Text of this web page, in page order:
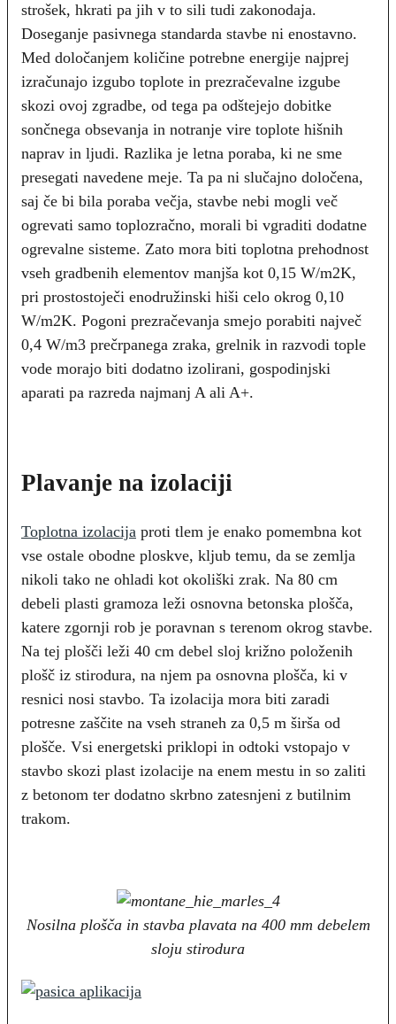
strošek, hkrati pa jih v to sili tudi zakonodaja.
Doseganje pasivnega standarda stavbe ni enostavno.
Med določanjem količine potrebne energije najprej
izračunajo izgubo toplote in prezračevalne izgube
skozi ovoj zgradbe, od tega pa odštejejo dobitke
sončnega obsevanja in notranje vire toplote hišnih
naprav in ljudi. Razlika je letna poraba, ki ne sme
presegati navedene meje. Ta pa ni slučajno določena,
saj če bi bila poraba večja, stavbe nebi mogli več
ogrevati samo toplozračno, morali bi vgraditi dodatne
ogrevalne sisteme. Zato mora biti toplotna prehodnost
vseh gradbenih elementov manjša kot 0,15 W/m2K,
pri prostostoječi enodružinski hiši celo okrog 0,10
W/m2K. Pogoni prezračevanja smejo porabiti največ
0,4 W/m3 prečrpanega zraka, grelnik in razvodi tople
vode morajo biti dodatno izolirani, gospodinjski
aparati pa razreda najmanj A ali A+.
Plavanje na izolaciji
Toplotna izolacija proti tlem je enako pomembna kot
vse ostale obodne ploskve, kljub temu, da se zemlja
nikoli tako ne ohladi kot okoliški zrak. Na 80 cm
debeli plasti gramoza leži osnovna betonska plošča,
katere zgornji rob je poravnan s terenom okrog stavbe.
Na tej plošči leži 40 cm debel sloj križno položenih
plošč iz stirodura, na njem pa osnovna plošča, ki v
resnici nosi stavbo. Ta izolacija mora biti zaradi
potresne zaščite na vseh straneh za 0,5 m širša od
plošče. Vsi energetski priklopi in odtoki vstopajo v
stavbo skozi plast izolacije na enem mestu in so zaliti
z betonom ter dodatno skrbno zatesnjeni z butilnim
trakom.
Nosilna plošča in stavba plavata na 400 mm debelem
sloju stirodura